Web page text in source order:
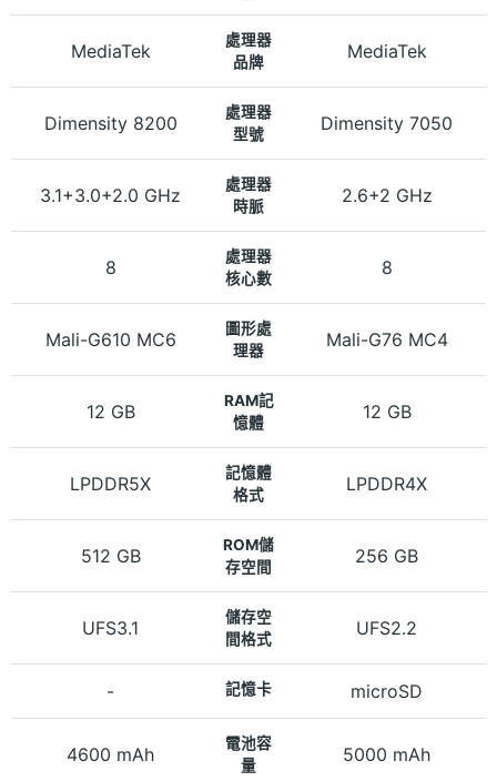
MediaTek
處理器
品牌
MediaTek
Dimensity 8200
處理器
型號
Dimensity 7050
3.1+3.0+2.0 GHz
處理器
時脈
2.6+2 GHz
8
處理器
核心數
8
Mali-G610 MC6
圖形處
理器
Mali-G76 MC4
12 GB
RAM記
憶體
12 GB
LPDDR5X
記憶體
格式
LPDDR4X
512 GB
ROM儲
存空間
256 GB
UFS3.1
儲存空
間格式
UFS2.2
- 記憶卡 microSD
4600 mAh
電池容
量
5000 mAh